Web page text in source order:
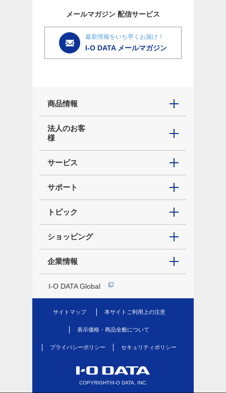
メールマガジン 配信サービス
最新情報をいち早くお届け！
I-O DATA メールマガジン
商品情報
法人のお客
様
サービス
サポート
トピック
ショッピング
企業情報
I-O DATA Global
サイトマップ 本サイトご利用上の注意
表示価格・商品全般について
プライバシーポリシー セキュリティポリシー
COPYRIGHT©I-O DATA, INC.